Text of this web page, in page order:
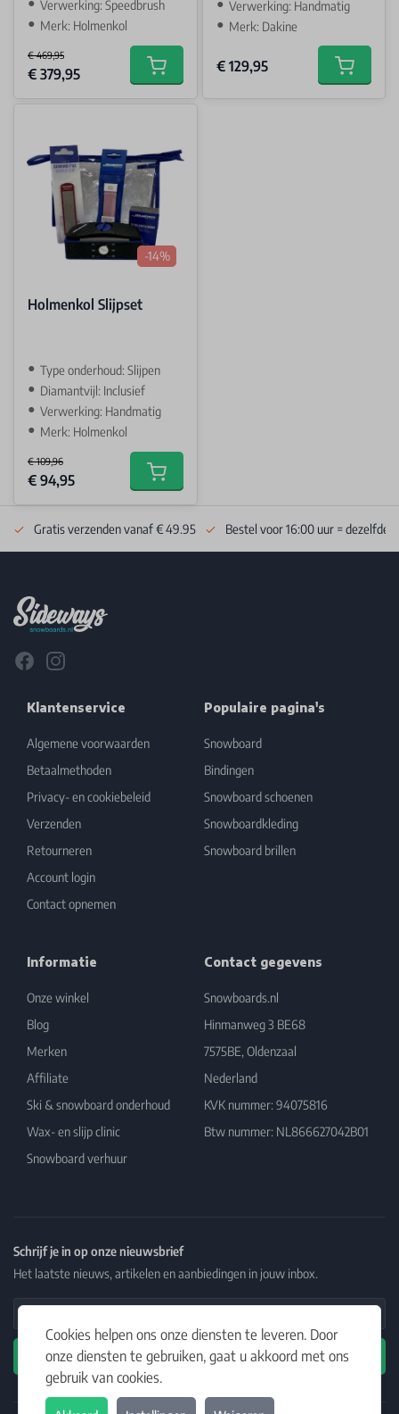
Verwerking: Speedbrush
Merk: Holmenkol
€ 469,95
Special Price
€ 379,95 Add to cart
Verwerking: Handmatig
Merk: Dakine
€ 129,95 Add to
-14%
Holmenkol Slijpset
Type onderhoud: Slijpen
Diamantvijl: Inclusief
Verwerking: Handmatig
Merk: Holmenkol
€ 109,96
Special Price
€ 94,95 Add to cart
Cookies helpen ons onze diensten te leveren. Door
onze diensten te gebruiken, gaat u akkoord met ons
gebruik van cookies.
Gratis verzenden vanaf € 49.95 Bestel voor 16:00 uur = dezelfde
FacebookInstagram
Klantenservice
Algemene voorwaarden
Betaalmethoden
Privacy- en cookiebeleid
Verzenden
Retourneren
Account login
Contact opnemen
Populaire pagina's
Snowboard
Bindingen
Snowboard schoenen
Snowboardkleding
Snowboard brillen
Informatie
Onze winkel
Blog
Merken
Affiliate
Ski & snowboard onderhoud
Wax- en slijp clinic
Snowboard verhuur
Contact gegevens
Snowboards.nl
Hinmanweg 3 BE68
7575BE, Oldenzaal
Nederland
KVK nummer: 94075816
Btw nummer: NL866627042B01
Schrijf je in op onze nieuwsbrief
Het laatste nieuws, artikelen en aanbiedingen in jouw inbox.
Email Address
Abonneren